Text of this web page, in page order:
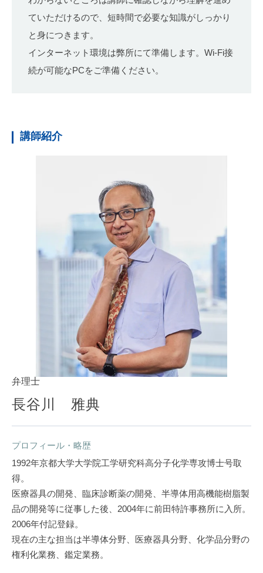
ていただけるので、短時間で必要な知識がしっかり
と身につきます。
インターネット環境は弊所にて準備します。Wi-Fi接
続が可能なPCをご準備ください。
講師紹介
弁理士
長谷川 雅典
プロフィール・略歴
1992年京都大学大学院工学研究科高分子化学専攻博士号取
得。
医療器具の開発、臨床診断薬の開発、半導体用高機能樹脂製
品の開発等に従事した後、2004年に前田特許事務所に入所。
2006年付記登録。
現在の主な担当は半導体分野、医療器具分野、化学品分野の
権利化業務、鑑定業務。